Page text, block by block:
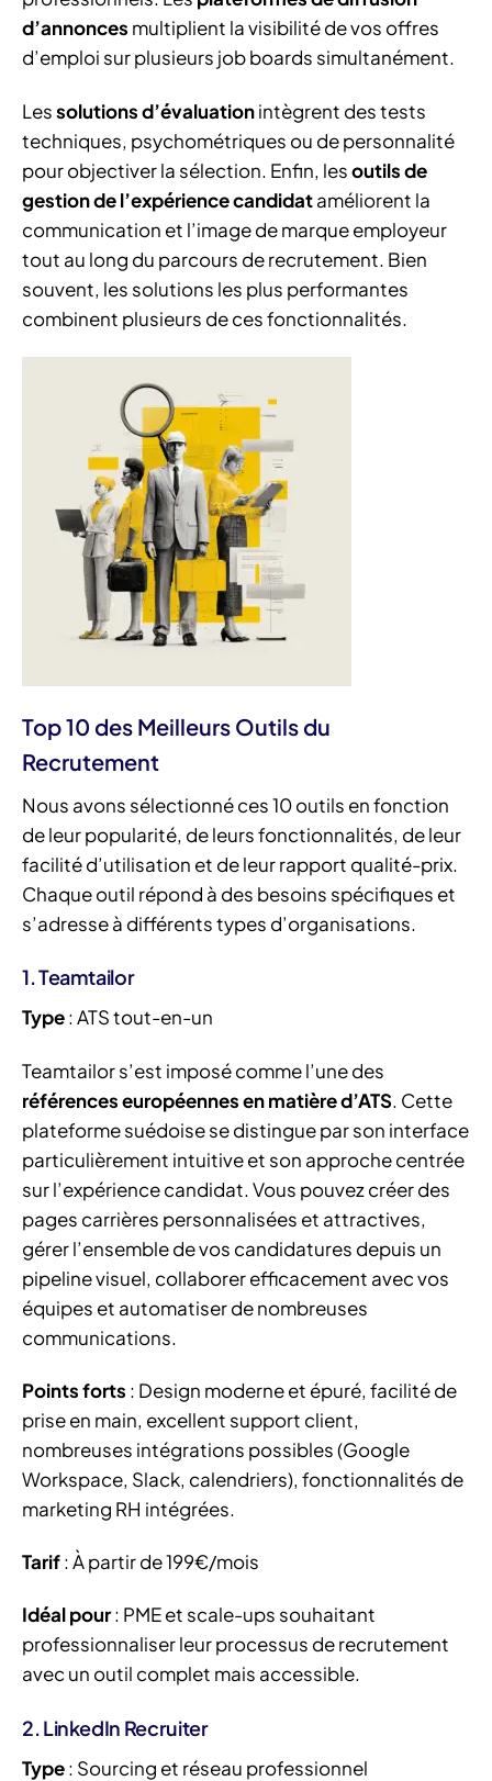
d’annonces multiplient la visibilité de vos offres
d’emploi sur plusieurs job boards simultanément.
Lessolutions d’évaluationintègrent des tests
techniques, psychométriques ou de personnalité
pour objectiver la sélection. Enfin, lesoutils de
gestion de l’expérience candidataméliorent la
communication et l’image de marque employeur
tout au long du parcours de recrutement. Bien
souvent, les solutions les plus performantes
combinent plusieurs de ces fonctionnalités.
Top 10 des Meilleurs Outils du
Recrutement
Nous avons sélectionné ces 10 outils en fonction
de leur popularité, de leurs fonctionnalités, de leur
facilité d’utilisation et de leur rapport qualité-prix.
Chaque outil répond à des besoins spécifiques et
s’adresse à différents types d’organisations.
1. Teamtailor
Type: ATS tout-en-un
Teamtailor s’est imposé comme l’une des
références européennes en matière d’ATS. Cette
plateforme suédoise se distingue par son interface
particulièrement intuitive et son approche centrée
sur l’expérience candidat. Vous pouvez créer des
pages carrières personnalisées et attractives,
gérer l’ensemble de vos candidatures depuis un
pipeline visuel, collaborer efficacement avec vos
équipes et automatiser de nombreuses
communications.
Points forts : Design moderne et épuré, facilité de
prise en main, excellent support client,
nombreuses intégrations possibles (Google
Workspace, Slack, calendriers), fonctionnalités de
marketing RH intégrées.
Tarif: À partir de 199€/mois
Idéal pour: PME et scale-ups souhaitant
professionnaliser leur processus de recrutement
avec un outil complet mais accessible.
2. LinkedIn Recruiter
Type: Sourcing et réseau professionnel